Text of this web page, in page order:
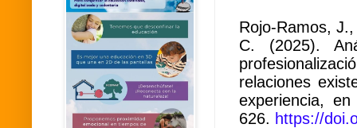
Rojo-Ramos,
C. (2025).
relaciones
experiencia,
626. https://